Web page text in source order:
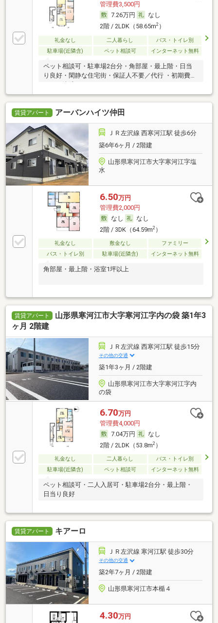
管理費3,500円
7.26万円
なし
2階 / 2LDK（58.65m2）
礼金なし 二人暮らし
バス・トイレ別
駐車場(近隣含)
ペット相談可 インターネット無料
ペット相談可・駐車場2台分・角部屋・最上階・日当
り良好・閑静な住宅街・保証人不要／代行 ・初期費用
カード決済可
賃貸アパート アーバンハイツ仲田
ＪＲ左沢線 西寒河江駅 徒歩6分
築6年6ヶ月 / 2階建
山形県寒河江市大字寒河江字塩
水
6.50万円
管理費2,000円
なし
なし
2階 / 3DK（64.59m2）
礼金なし 敷金なし
ファミリー
バス・トイレ別
駐車場(近隣含) インターネット無料
角部屋・最上階・浴室1坪以上
賃貸アパート
山形県寒河江市大字寒河江字内の袋 築1年3
ヶ月 2階建
ＪＲ左沢線 西寒河江駅 徒歩15分
その他の交通
築1年3ヶ月 / 2階建
山形県寒河江市大字寒河江字内
の袋
6.70万円
管理費4,000円
7.04万円
なし
2階 / 2LDK（53.8m2）
礼金なし 二人暮らし
バス・トイレ別
駐車場(近隣含)
ペット相談可 インターネット無料
ペット相談可・二人入居可・駐車場2台分・最上階・
日当り良好
賃貸アパート キアーロ
ＪＲ左沢線 寒河江駅 徒歩30分
その他の交通
築2年7ヶ月 / 2階建
山形県寒河江市本楯４
4.30万円